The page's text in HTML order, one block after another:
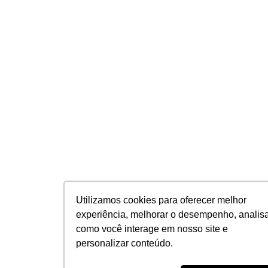
Utilizamos cookies para oferecer melhor
experiência, melhorar o desempenho,
como você interage em nosso site e
personalizar conteúdo.